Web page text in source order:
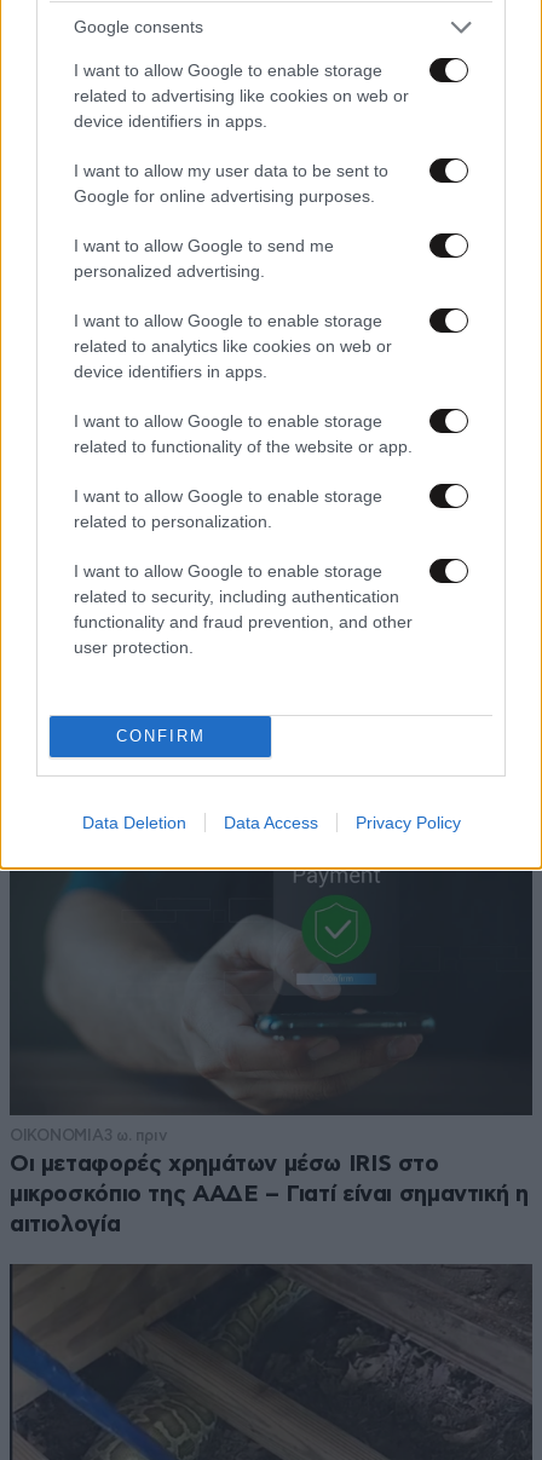
Google consents
I want to allow Google to enable storage
related to advertising like cookies on web or
device identifiers in apps.
I want to allow my user data to be sent to
Google for online advertising purposes.
I want to allow Google to send me
personalized advertising.
I want to allow Google to enable storage
related to analytics like cookies on web or
device identifiers in apps.
I want to allow Google to enable storage
related to functionality of the website or app.
I want to allow Google to enable storage
related to personalization.
I want to allow Google to enable storage
related to security, including authentication
functionality and fraud prevention, and other
user protection.
CONFIRM
Data Deletion Data Access Privacy Policy
ΠΡΟΛΗΨΗ & ΘΕΡΑΠΕΙΑ2 ω. πριν
Το μυαλό μπορεί να γυμναστεί, όπως ακριβώς
ενισχύσετε την υγεία του εγκεφάλου
ΟΙΚΟΝΟΜΙΑ3 ω. πριν
Οι μεταφορές χρημάτων μέσω IRIS στο
μικροσκόπιο της ΑΑΔΕ – Γιατί είναι σημαντική η
αιτιολογία